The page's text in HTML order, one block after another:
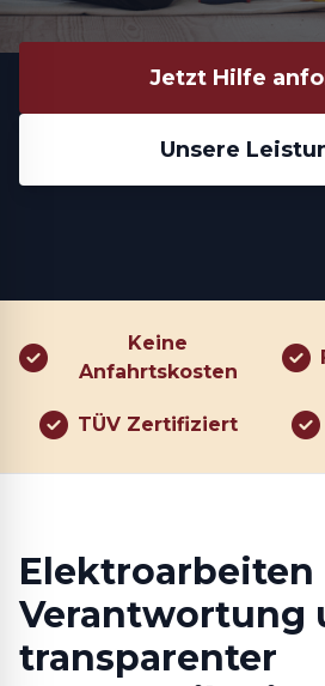
Jetzt Hilfe
Unsere
Keine
Anfahrtskosten
TÜV Zertifiziert
Verantwortung
transparenter